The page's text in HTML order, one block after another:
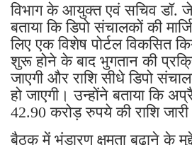
विभाग के आयुक्त एवं सचिव डॉ.
बताया कि डिपो संचालकों की
लिए एक विशेष पोर्टल विकसित
शुरू होने के बाद भुगतान की
जाएगी और राशि सीधे डिपो
हो जाएगी। उन्होंने बताया कि
42.90 करोड़ रुपये की राशि
बैठक में भंडारण क्षमता बढ़ाने के